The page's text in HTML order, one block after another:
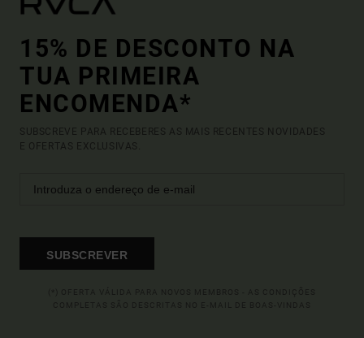
15% DE DESCONTO NA
TUA PRIMEIRA
ENCOMENDA*
SUBSCREVE PARA RECEBERES AS MAIS RECENTES NOVIDADES
E OFERTAS EXCLUSIVAS.
SUBSCREVER